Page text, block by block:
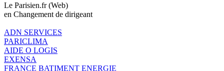
Le Parisien.fr (Web)
en Changement de dirigeant
ADN SERVICES
PARICLIMA
AIDE O LOGIS
EXENSA
FRANCE BATIMENT ENERGIE